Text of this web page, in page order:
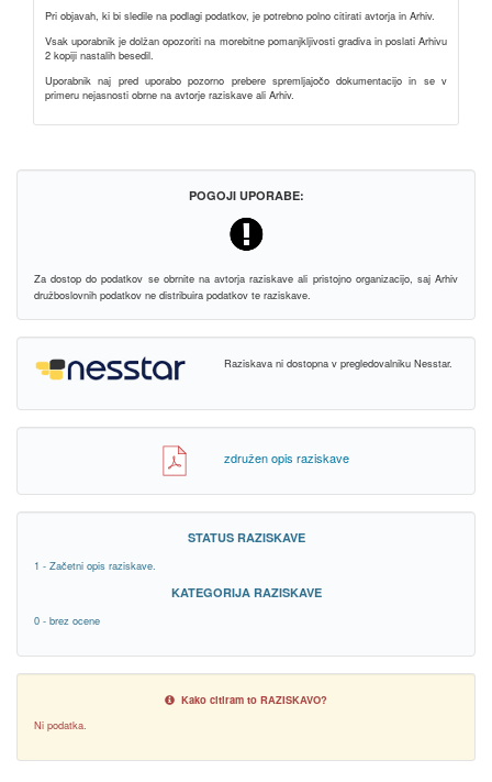
Pri objavah, ki bi sledile na podlagi podatkov, je potrebno polno citirati avtorja in Arhiv.
Vsak uporabnik je dolžan opozoriti na morebitne pomanjkljivosti gradiva in poslati Arhivu
2 kopiji nastalih besedil.
Uporabnik naj pred uporabo pozorno prebere spremljajočo dokumentacijo in se v
primeru nejasnosti obrne na avtorje raziskave ali Arhiv.
POGOJI UPORABE:
Za dostop do podatkov se obrnite na avtorja raziskave ali pristojno organizacijo, saj Arhiv
družboslovnih podatkov ne distribuira podatkov te raziskave.
Raziskava ni dostopna v pregledovalniku Nesstar.
združen opis raziskave
STATUS RAZISKAVE
1 - Začetni opis raziskave.
KATEGORIJA RAZISKAVE
0 - brez ocene
Kako citiram to RAZISKAVO?
Ni podatka.